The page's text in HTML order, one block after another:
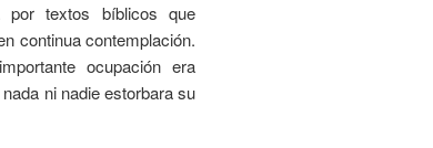
por textos bíblicos que
continua contemplación.
ocupación era
ni nadie estorbara su